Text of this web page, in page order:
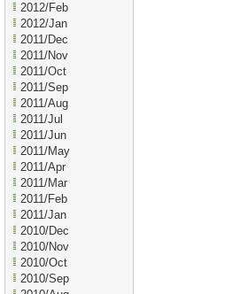
2012/Feb
2012/Jan
2011/Dec
2011/Nov
2011/Oct
2011/Sep
2011/Aug
2011/Jul
2011/Jun
2011/May
2011/Apr
2011/Mar
2011/Feb
2011/Jan
2010/Dec
2010/Nov
2010/Oct
2010/Sep